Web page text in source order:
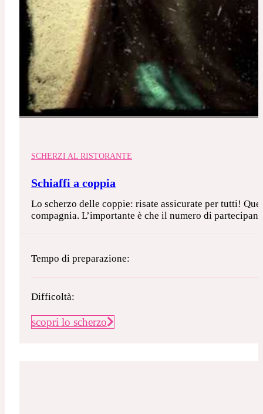
SCHERZI AL RISTORANTE
Schiaffi a coppia
Lo scherzo delle coppie: risate assicurate per tutti!
compagnia. L’importante è che il numero di
Tempo di preparazione:
Difficoltà:
scopri lo scherzo